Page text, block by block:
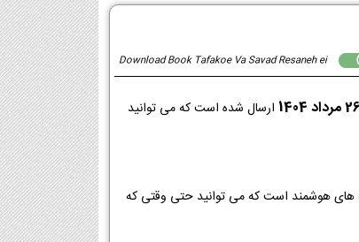
Download Book Tafakoe Va Savad Resaneh ei
ارسال شده است که می توانید